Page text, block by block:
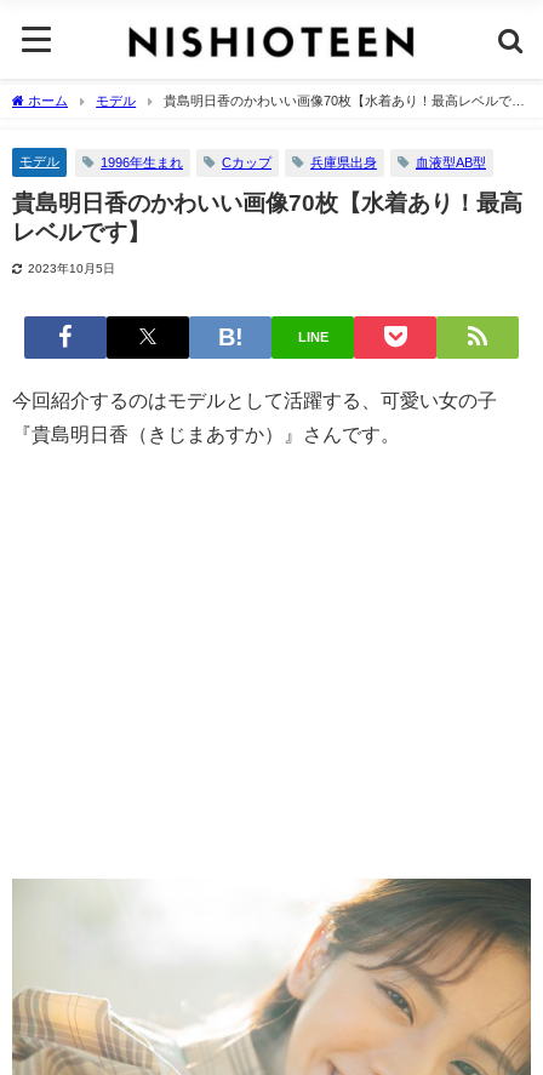
ホーム モデル
貴島明日香のかわいい画像70枚【水着あり！最高レベルで
モデル 1996年生まれ Cカップ 兵庫県出身 血液型AB型
貴島明日香のかわいい画像70枚【水着あり！最高
レベルです】
2023年10月5日
LINE
今回紹介するのはモデルとして活躍する、可愛い女の子
『貴島明日香（きじまあすか）』さんです。